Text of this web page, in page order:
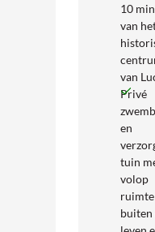
10
van
van
Privé
en
tuin
volop
buiten